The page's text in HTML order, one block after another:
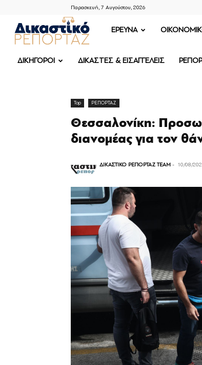
Παρασκευή, 7 Αυγούστου, 2026
ΔΙΚΑΣΤΙΚΟ
ΡΕΠΟΡΤΑΖ
ΕΡΕΥΝΑ
ΔΙΚΗΓΟΡΟΙ ΔΙΚΑΣΤΕΣ & ΕΙΣΑΓΓΕΛΕΙΣ
Top ΡΕΠΟΡΤΑΖ
Θεσσαλονίκη:
διανομέας για τον
ΔΙΚΑΣΤΙΚΟ ΡΕΠΟΡΤΑΖ TEAM - 10/08/